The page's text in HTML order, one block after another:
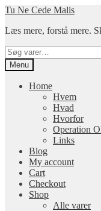
Spring
navigation
Spring
indhold
Tu Ne Cede Malis
Læs mere, forstå mere.
Søg
efter:
Menu
Home
Hvem
Hvad
Hvorfor
Operation
Links
Blog
My account
Cart
Checkout
Shop
Alle varer